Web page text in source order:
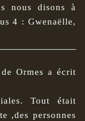
nous disons à
4 : Gwenaëlle,
de Ormes a écrit
Tout était
,des personnes